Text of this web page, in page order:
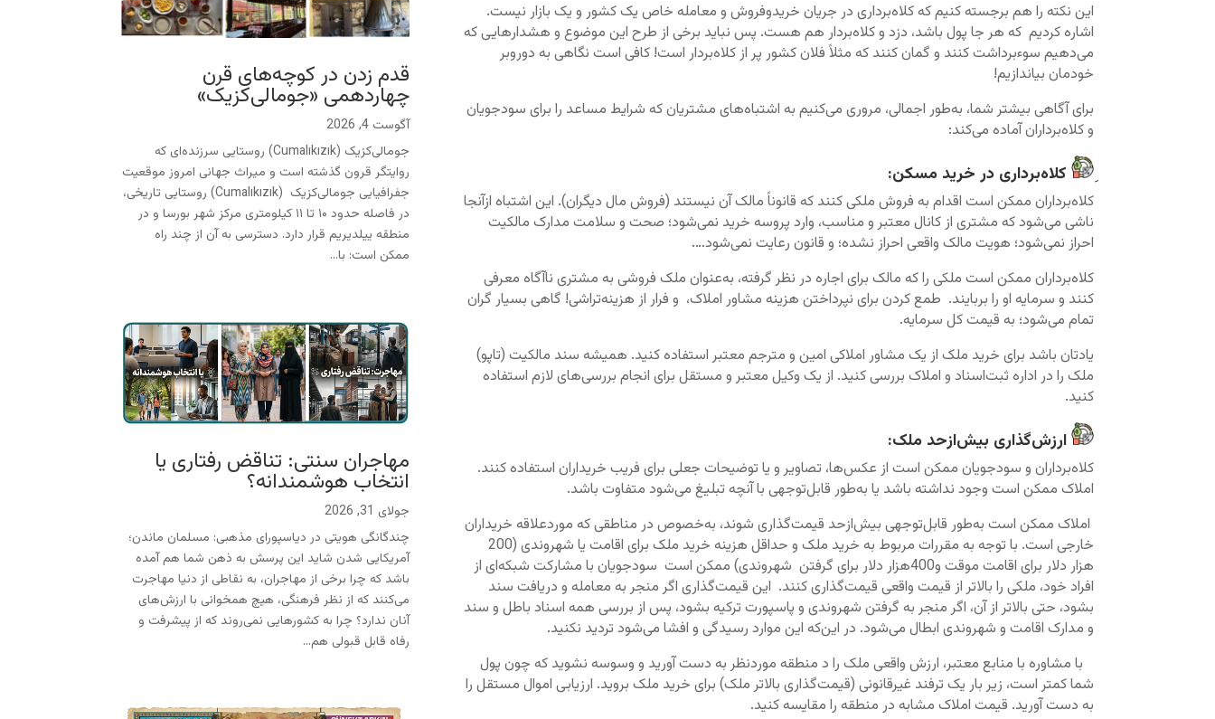
قدم زدن در کوچه‌های قرن
چهاردهمی «جومالی‌کزیک»
آگوست 4, 2026
جومالی‌کزیک (Cumalıkızık) روستایی سرزنده‌ای که
روایتگر قرون گذشته است و میراث جهانی امروز موقعیت
جفرافیایی جومالی‌کزیک (Cumalıkızık) روستایی تاریخی،
در فاصله حدود ۱۰ تا ۱۱ کیلومتری مرکز شهر بورسا و در
منطقه ییلدیریم قرار دارد. دسترسی به آن از چند راه
ممکن است: با...
مهاجران سنتی: تناقض رفتاری یا
انتخاب هوشمندانه؟
جولای 31, 2026
چندگانگی هویتی در دیاسپورای مذهبی: مسلمان ماندن؛
آمریکایی شدن شاید این پرسش به ذهن شما هم آمده
باشد که چرا برخی از مهاجران، به نقاطی از دنیا مهاجرت
می‌کنند که از نظر فرهنگی، هیچ همخوانی با ارزش‌های
آنان ندارد؟ چرا به کشورهایی نمی‌روند که از پیشرفت و
رفاه قابل قبولی هم...
این نکته را هم برجسته کنیم که کلاه‌برداری در جریان خریدوفروش و معامله خاص یک کشور و یک بازار نیست.
اشاره کردیم که هر جا پول باشد، دزد و کلاه‌بردار هم هست. پس نباید برخی از طرح این موضوع و هشدارهایی که
می‌دهیم سوءبرداشت کنند و گمان کنند که مثلاً فلان کشور پر از کلاه‌بردار است! کافی است نگاهی به دوروبر
خودمان بیاندازیم!
برای آگاهی بیشتر شما، به‌طور اجمالی، مروری می‌کنیم به اشتباه‌های مشتریان که شرایط مساعد را برای سودجویان
و کلاه‌برداران آماده می‌کند:
کلاه‌برداری در خرید مسکن:
کلاه‌برداران ممکن است اقدام به فروش ملکی کنند که قانوناً مالک آن نیستند (فروش مال دیگران). این اشتباه ازآنجا
ناشی می‌شود که مشتری از کانال معتبر و مناسب، وارد پروسه خرید نمی‌شود؛ صحت و سلامت مدارک مالکیت
احراز نمی‌شود؛ هویت مالک واقعی احراز نشده؛ و قانون رعایت نمی‌شود….
کلاه‌برداران ممکن است ملکی را که مالک برای اجاره در نظر گرفته، به‌عنوان ملک فروشی به مشتری ناآگاه معرفی
کنند و سرمایه او را بربایند. طمع کردن برای نپرداختن هزینه مشاور املاک، و فرار از هزینه‌تراشی! گاهی بسیار گران
تمام می‌شود؛ به قیمت کل سرمایه.
یادتان باشد برای خرید ملک از یک مشاور املاکی امین و مترجم معتبر استفاده کنید. همیشه سند مالکیت (تاپو)
ملک را در اداره ثبت‌اسناد و املاک بررسی کنید. از یک وکیل معتبر و مستقل برای انجام بررسی‌های لازم استفاده
کنید.
ارزش‌گذاری بیش‌ازحد ملک:
کلاه‌برداران و سودجویان ممکن است از عکس‌ها، تصاویر و یا توضیحات جعلی برای فریب خریداران استفاده کنند.
املاک ممکن است وجود نداشته باشد یا به‌طور قابل‌توجهی با آنچه تبلیغ می‌شود متفاوت باشد.
املاک ممکن است به‌طور قابل‌توجهی بیش‌ازحد قیمت‌گذاری شوند، به‌خصوص در مناطقی که موردعلاقه خریداران
خارجی است. با توجه به مقررات مربوط به خرید ملک و حداقل هزینه خرید ملک برای اقامت یا شهروندی (200
هزار دلار برای اقامت موقت و400هزار دلار برای گرفتن شهروندی) ممکن است سودجویان با مشارکت شبکه‌ای از
افراد خود، ملکی را بالاتر از قیمت واقعی قیمت‌گذاری کنند. این قیمت‌گذاری اگر منجر به معامله و دریافت سند
بشود، حتی بالاتر از آن، اگر منجر به گرفتن شهروندی و پاسپورت ترکیه بشود، پس از بررسی همه اسناد باطل و سند
و مدارک اقامت و شهروندی ابطال می‌شود. در این‌که این موارد رسیدگی و افشا می‌شود تردید نکنید.
با مشاوره با منابع معتبر، ارزش واقعی ملک را د منطقه موردنظر به دست آورید و وسوسه نشوید که چون پول
شما کمتر است، زیر بار یک ترفند غیرقانونی (قیمت‌گذاری بالاتر ملک) برای خرید ملک بروید. ارزیابی اموال مستقل را
به دست آورید. قیمت املاک مشابه در منطقه را مقایسه کنید.